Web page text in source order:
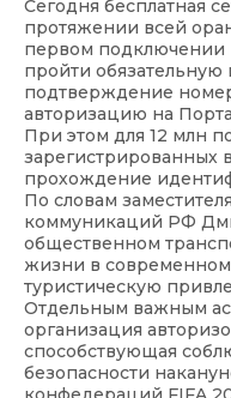
Сегодня бесплатная
протяжении всей
первом подключении
пройти
подтверждение
авторизацию на
При этом для 12 млн
зарегистрированных
прохождение
По словам
коммуникаций РФ
общественном
жизни в современном
туристическую
Отдельным важным
организация
способствующая
безопасности